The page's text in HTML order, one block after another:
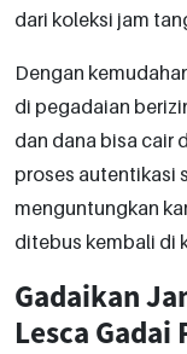
dari koleksi jam
Dengan
di pegadaian
dan dana bisa cair
proses autentikasi
menguntungkan
ditebus kembali di
Gadaikan
Lesca Gadai